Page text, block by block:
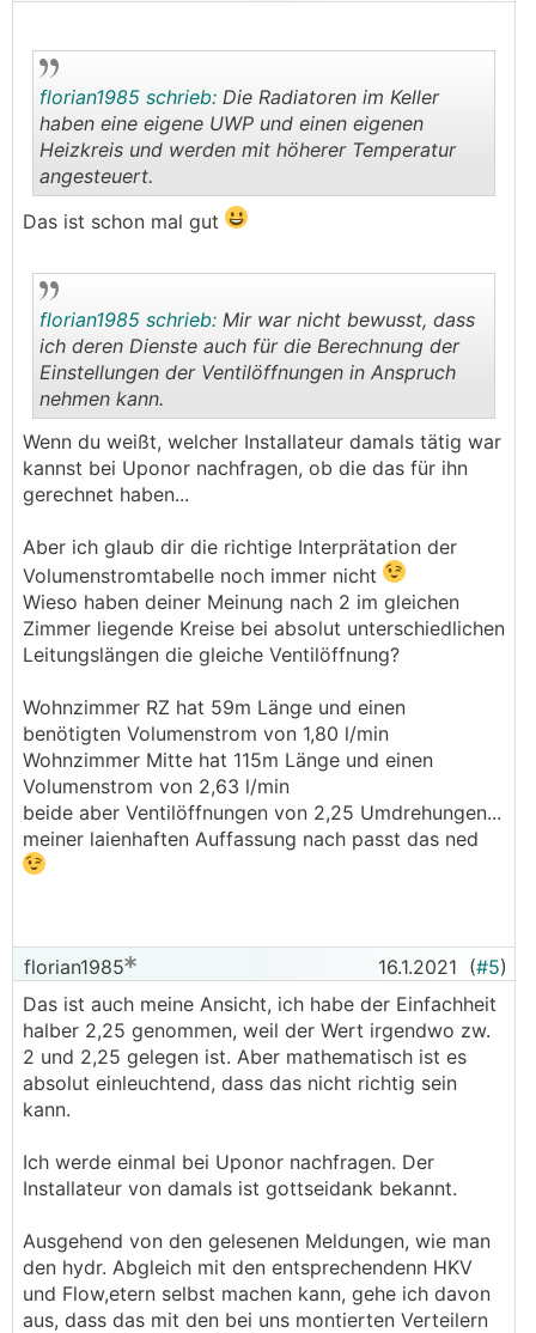
..
florian1985 schrieb: Die Radiatoren im Keller
haben eine eigene UWP und einen eigenen
Heizkreis und werden mit höherer Temperatur
angesteuert.
Das ist schon mal gut
..
florian1985 schrieb: Mir war nicht bewusst, dass
ich deren Dienste auch für die Berechnung der
Einstellungen der Ventilöffnungen in Anspruch
nehmen kann.
Wenn du weißt, welcher Installateur damals tätig war
kannst bei Uponor nachfragen, ob die das für ihn
gerechnet haben...
Aber ich glaub dir die richtige Interprätation der
Volumenstromtabelle noch immer nicht
Wieso haben deiner Meinung nach 2 im gleichen
Zimmer liegende Kreise bei absolut unterschiedlichen
Leitungslängen die gleiche Ventilöffnung?
Wohnzimmer RZ hat 59m Länge und einen
benötigten Volumenstrom von 1,80 l/min
Wohnzimmer Mitte hat 115m Länge und einen
Volumenstrom von 2,63 l/min
beide aber Ventilöffnungen von 2,25 Umdrehungen...
meiner laienhaften Auffassung nach passt das ned
florian1985 16.1.2021 (#5)
Das ist auch meine Ansicht, ich habe der Einfachheit
halber 2,25 genommen, weil der Wert irgendwo zw.
2 und 2,25 gelegen ist. Aber mathematisch ist es
absolut einleuchtend, dass das nicht richtig sein
kann.
Ich werde einmal bei Uponor nachfragen. Der
Installateur von damals ist gottseidank bekannt.
Ausgehend von den gelesenen Meldungen, wie man
den hydr. Abgleich mit den entsprechendenn HKV
und Flow,etern selbst machen kann, gehe ich davon
aus, dass das mit den bei uns montierten Verteilern